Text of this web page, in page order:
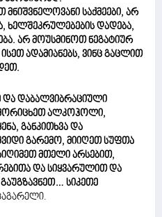
საქმეები, არ
ხელშეკრულებების დადება,
არ მოუსმინოთ ნეგატიურ
ადამიანებს, ვინც გაცლით
და დაბალვიბრაციული
ალკოჰოლი,
განკითხვა და
გარემო, მიიღეთ სუფთა
მთელი არსებით,
და სიყვარულით და
სიკეთე